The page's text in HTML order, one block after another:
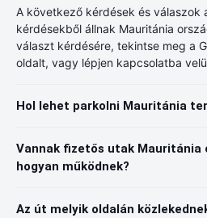
A következő kérdések és válaszok
kérdésekből állnak Mauritánia
választ kérdésére, tekintse meg a
oldalt, vagy lépjen kapcsolatba
Hol lehet parkolni Mauritánia
Vannak fizetős utak Mauritánia
hogyan működnek?
Az út melyik oldalán